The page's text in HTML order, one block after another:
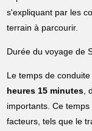
s'expliquant par les
terrain à parcourir.
Durée du voyage de
Le temps de
heures 15 minutes,
importants. Ce
facteurs, tels que le